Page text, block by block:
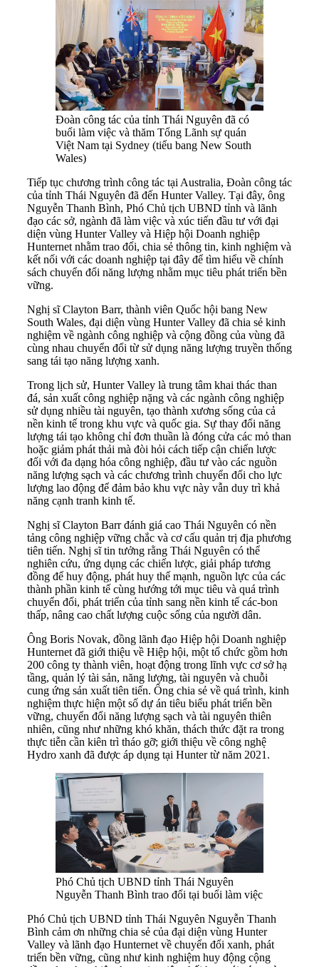
Đoàn công tác của tỉnh Thái Nguyên đã có
buổi làm việc và thăm Tổng Lãnh sự quán
Việt Nam tại Sydney (tiểu bang New South
Wales)
Tiếp tục chương trình công tác tại Australia, Đoàn công tác
của tỉnh Thái Nguyên đã đến Hunter Valley. Tại đây, ông
Nguyễn Thanh Bình, Phó Chủ tịch UBND tỉnh và lãnh
đạo các sở, ngành đã làm việc và xúc tiến đầu tư với đại
diện vùng Hunter Valley và Hiệp hội Doanh nghiệp
Hunternet nhằm trao đổi, chia sẻ thông tin, kinh nghiệm và
kết nối với các doanh nghiệp tại đây để tìm hiểu về chính
sách chuyển đổi năng lượng nhằm mục tiêu phát triển bền
vững.
Nghị sĩ Clayton Barr, thành viên Quốc hội bang New
South Wales, đại diện vùng Hunter Valley đã chia sẻ kinh
nghiệm về ngành công nghiệp và cộng đồng của vùng đã
cùng nhau chuyển đổi từ sử dụng năng lượng truyền thống
sang tái tạo năng lượng xanh.
Trong lịch sử, Hunter Valley là trung tâm khai thác than
đá, sản xuất công nghiệp nặng và các ngành công nghiệp
sử dụng nhiều tài nguyên, tạo thành xương sống của cả
nền kinh tế trong khu vực và quốc gia. Sự thay đổi năng
lượng tái tạo không chỉ đơn thuần là đóng cửa các mỏ than
hoặc giảm phát thải mà đòi hỏi cách tiếp cận chiến lược
đối với đa dạng hóa công nghiệp, đầu tư vào các nguồn
năng lượng sạch và các chương trình chuyển đổi cho lực
lượng lao động để đảm bảo khu vực này vẫn duy trì khả
năng cạnh tranh kinh tế.
Nghị sĩ Clayton Barr đánh giá cao Thái Nguyên có nền
tảng công nghiệp vững chắc và cơ cấu quản trị địa phương
tiên tiến. Nghị sĩ tin tưởng rằng Thái Nguyên có thể
nghiên cứu, ứng dụng các chiến lược, giải pháp tương
đồng để huy động, phát huy thế mạnh, nguồn lực của các
thành phần kinh tế cùng hướng tới mục tiêu và quá trình
chuyển đổi, phát triển của tỉnh sang nền kinh tế các-bon
thấp, nâng cao chất lượng cuộc sống của người dân.
Ông Boris Novak, đồng lãnh đạo Hiệp hội Doanh nghiệp
Hunternet đã giới thiệu về Hiệp hội, một tổ chức gồm hơn
200 công ty thành viên, hoạt động trong lĩnh vực cơ sở hạ
tầng, quản lý tài sản, năng lượng, tài nguyên và chuỗi
cung ứng sản xuất tiên tiến. Ông chia sẻ về quá trình, kinh
nghiệm thực hiện một số dự án tiêu biểu phát triển bền
vững, chuyển đổi năng lượng sạch và tài nguyên thiên
nhiên, cũng như những khó khăn, thách thức đặt ra trong
thực tiễn cần kiên trì tháo gỡ; giới thiệu về công nghệ
Hydro xanh đã được áp dụng tại Hunter từ năm 2021.
Phó Chủ tịch UBND tỉnh Thái Nguyên
Nguyễn Thanh Bình trao đổi tại buổi làm việc
Phó Chủ tịch UBND tỉnh Thái Nguyên Nguyễn Thanh
Bình cảm ơn những chia sẻ của đại diện vùng Hunter
Valley và lãnh đạo Hunternet về chuyển đổi xanh, phát
triển bền vững, cũng như kinh nghiệm huy động cộng